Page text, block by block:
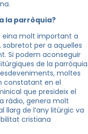
la parròquia?
eina molt important a
sobretot per a aquelles
Si podem aconseguir
de la parròquia
moltes
constatant en el
que presideix el
ràdio, genera molt
llarg de l’any litúrgic va
cristiana